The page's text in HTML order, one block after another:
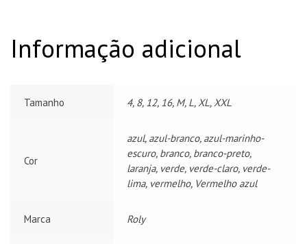
Informação adicional
Tamanho 4, 8, 12, 16, M, L, XL, XXL
Cor
azul, azul-branco, azul-marinho-
escuro, branco, branco-preto,
laranja, verde, verde-claro, verde-
lima, vermelho, Vermelho azul
Marca Roly